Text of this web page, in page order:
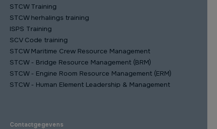
STCW Training
STCW herhalings training
ISPS Training
SCV Code training
STCW Maritime Crew Resource Management
STCW - Bridge Resource Management (BRM)
STCW - Engine Room Resource Management (ERM)
STCW - Human Element Leadership & Management
Contactgegevens